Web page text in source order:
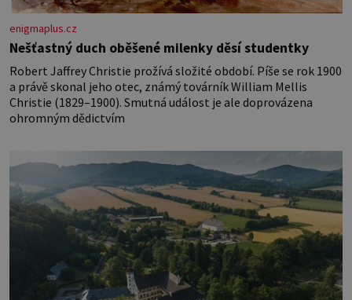
enigmaplus.cz
Nešťastný duch oběšené milenky děsí studentky
Robert Jaffrey Christie prožívá složité období. Píše se rok 1900
a právě skonal jeho otec, známý továrník William Mellis
Christie (1829–1900). Smutná událost je ale doprovázena
ohromným dědictvím